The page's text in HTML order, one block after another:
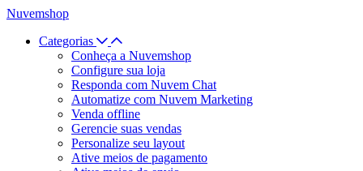
Nuvemshop
Categorias
Conheça a Nuvemshop
Configure sua loja
Responda com Nuvem Chat
Automatize com Nuvem Marketing
Venda offline
Gerencie suas vendas
Personalize seu layout
Ative meios de pagamento